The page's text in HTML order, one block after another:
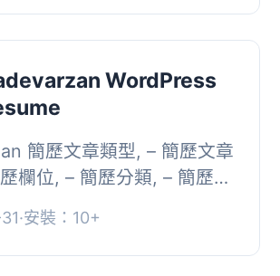
WordPress
簡歷文章類型, – 簡歷文章
欄位, – 簡歷分類, – 簡歷功
局主題
·安裝：10+